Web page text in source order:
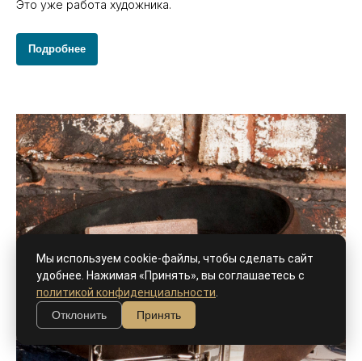
Мы используем cookie-файлы, чтобы сделать сайт
удобнее. Нажимая «Принять», вы соглашаетесь с
политикой конфиденциальности
Отклонить
Принять
Это уже работа художника.
Подробнее